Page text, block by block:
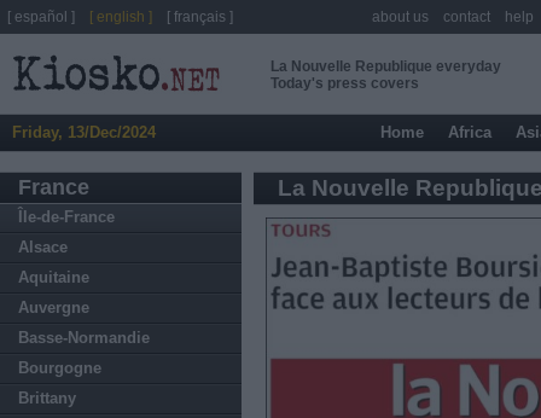
La Nouvelle Republique everyday
Today's press covers
Friday, 13/Dec/2024 Home Africa
France
Île-de-France
Alsace
Aquitaine
Auvergne
Basse-Normandie
Bourgogne
Brittany
La Nouvelle
[ español ] [ english ] [ français ] about us contact help